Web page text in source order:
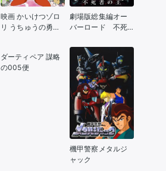
映画 かいけつゾロ
リ うちゅうの勇者
劇場版総集編オー
バーロード 不死
ダーティペア 謀略
の005便
機甲警察メタルジ
ャック